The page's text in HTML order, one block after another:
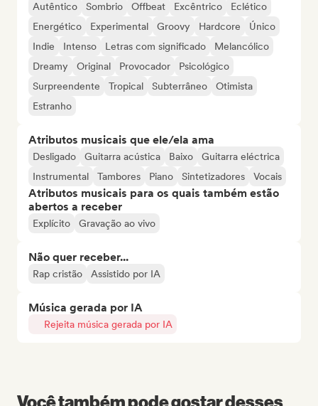
Autêntico Sombrio Offbeat Excêntrico
Eclético
Energético
Experimental Groovy Hardcore
Único
Indie
Intenso Letras com significado
Melancólico
Dreamy
Original Provocador
Psicológico
Surpreendente
Tropical Subterrâneo
Otimista
Estranho
Atributos musicais que ele/ela ama
Desligado Guitarra acústica Baixo
Guitarra eléctrica
Instrumental
Tambores Piano Sintetizadores Vocais
Atributos musicais para os quais também estão
abertos a receber
Explícito Gravação ao vivo
Não quer receber...
Rap cristão Assistido por IA
Música gerada por IA
Rejeita música gerada por IA
Você também pode gostar desses